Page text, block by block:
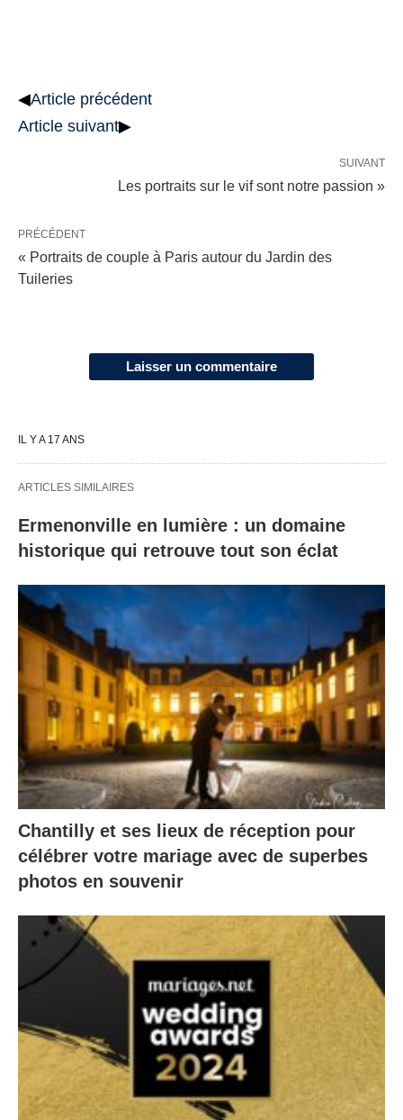
◀Article précédent
Article suivant▶
SUIVANT
Les portraits sur le vif sont notre passion »
PRÉCÉDENT
« Portraits de couple à Paris autour du Jardin des
Tuileries
Laisser un commentaire
IL Y A 17 ANS
ARTICLES SIMILAIRES
Ermenonville en lumière : un domaine
historique qui retrouve tout son éclat
Chantilly et ses lieux de réception pour
célébrer votre mariage avec de superbes
photos en souvenir